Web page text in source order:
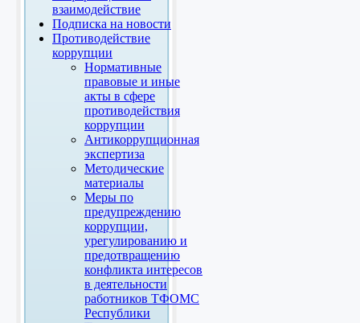
взаимодействие
Подписка на новости
Противодействие
коррупции
Нормативные
правовые и иные
акты в сфере
противодействия
коррупции
Антикоррупционная
экспертиза
Методические
материалы
Меры по
предупреждению
коррупции,
урегулированию и
предотвращению
конфликта интересов
в деятельности
работников ТФОМС
Республики